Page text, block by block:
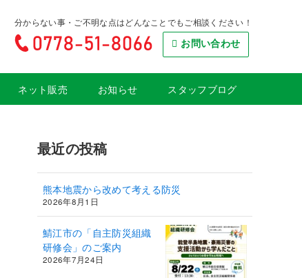
分からない事・ご不明な点はどんなことでもご相談ください！
お問い合わせ
ネット販売 お知らせ スタッフブログ
最近の投稿
熊本地震から改めて考える防災
2026年8月1日
鯖江市の「自主防災組織
研修会」のご案内
2026年7月24日